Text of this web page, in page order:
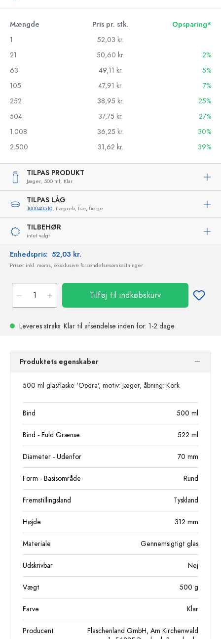
Mængde Pris pr. stk.
Opsparing*
1
52,03 kr.
21
50,60 kr.
2%
63
49,11 kr.
5%
105
47,91 kr.
7%
252
38,95 kr.
25%
504
37,75 kr.
27%
1.008
36,25 kr.
30%
2.500
31,62 kr. 39%
TILPAS PRODUKT
Jæger, 500 ml, Klar
TILPAS LÅG
100040510, Trægreb, Træ, Beige
TILBEHØR
intet valgt
Enhedspris: 52,03 kr.
Priser inkl. moms, eksklusive forsendelsesomkostninger
Tilføj til indkøbskurv
Leveres straks. Klar til afsendelse inden for: 1-2 dage
Produktets egenskaber
500 ml glasflaske 'Opera', motiv: Jæger, åbning: Kork
Bind 500 ml
Bind - Fuld Grænse 522 ml
Diameter - Udenfor 70 mm
Form - Basisområde Rund
Fremstillingsland Tyskland
Højde 312 mm
Materiale Gennemsigtigt glas
Udskrivbar Nej
Vægt 500 g
Farve Klar
Producent
Flaschenland GmbH, Am Kirchenwald